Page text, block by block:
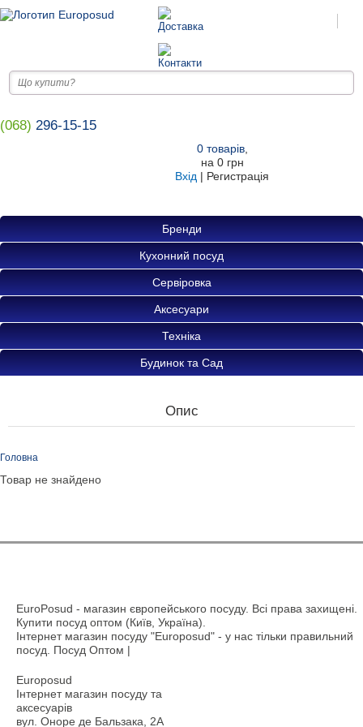
(068) 296-15-15
0товарів,
на 0 грн
Вхід | Регистрація
Бренди
Кухонний посуд
Сервіровка
Аксесуари
Техніка
Будинок та Сад
Опис
Головна
Товар не знайдено
EuroPosud - магазин європейського посуду. Всі права захищені.
Купити посуд оптом (Київ, Україна).
Інтернет магазин посуду "Europosud" - у нас тільки правильний
посуд. Посуд Оптом |
Europosud
Інтернет магазин посуду та
аксесуарів
вул. Оноре де Бальзака, 2А